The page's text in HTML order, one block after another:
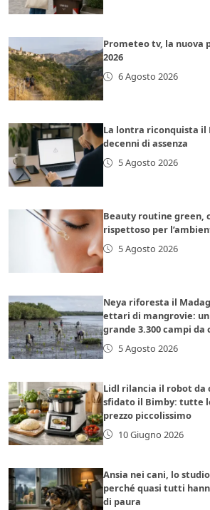
Prometeo tv, la nuova
2026
6 Agosto 2026
La lontra riconquista il
decenni di assenza
5 Agosto 2026
Beauty routine green,
rispettoso per
5 Agosto 2026
Neya riforesta il
ettari di mangrovie:
grande 3.300 campi da
5 Agosto 2026
Lidl rilancia il robot da
sfidato il Bimby: tutte
prezzo piccolissimo
10 Giugno 2026
Ansia nei cani, lo
perché quasi tutti
di paura